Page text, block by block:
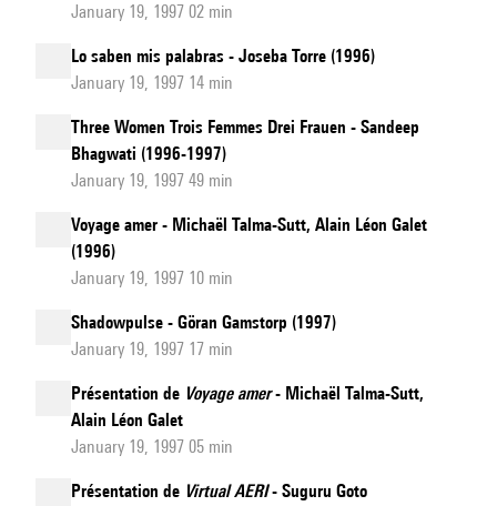
January 19, 1997 02 min
Lo saben mis palabras - Joseba Torre (1996)
January 19, 1997 14 min
Three Women Trois Femmes Drei Frauen - Sandeep
Bhagwati (1996-1997)
January 19, 1997 49 min
Voyage amer - Michaël Talma-Sutt, Alain Léon Galet
(1996)
January 19, 1997 10 min
Shadowpulse - Göran Gamstorp (1997)
January 19, 1997 17 min
Présentation de Voyage amer- Michaël Talma-Sutt,
Alain Léon Galet
January 19, 1997 05 min
Présentation de Virtual AERI- Suguru Goto